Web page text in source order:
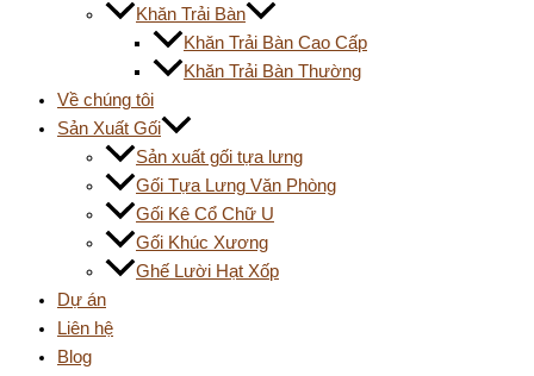
Khăn Trải Bàn
Khăn Trải Bàn Cao Cấp
Khăn Trải Bàn Thường
Về chúng tôi
Sản Xuất Gối
Sản xuất gối tựa lưng
Gối Tựa Lưng Văn Phòng
Gối Kê Cổ Chữ U
Gối Khúc Xương
Ghế Lười Hạt Xốp
Dự án
Liên hệ
Blog